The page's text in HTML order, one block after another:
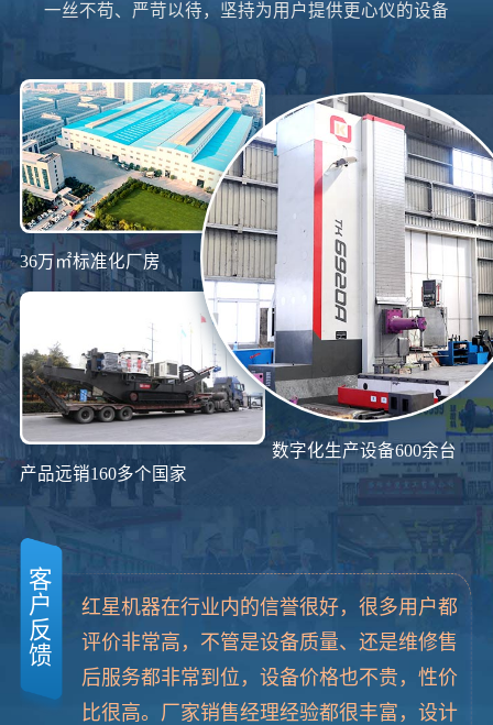
一丝不苟、严苛以待，坚持为用户提供更心仪的设备
36万㎡标准化厂房
产品远销160多个国家
数字化生产设备600余台
客
户
反
馈
红星机器在行业内的信誉很好，很多用户都
评价非常高，不管是设备质量、还是维修售
后服务都非常到位，设备价格也不贵，性价
比很高。厂家销售经理经验都很丰富，设计